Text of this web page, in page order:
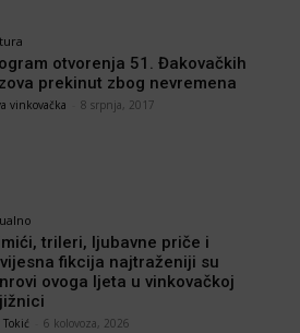
otvorenja 51. Đakovačkih
prekinut zbog nevremena
vinkovačka 8 srpnja, 2017
trileri, ljubavne priče i
fikcija najtraženiji su
ovoga ljeta u vinkovačkoj
Tokić 6 kolovoza, 2026